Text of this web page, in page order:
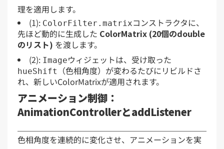
理を適用します。
(1): ColorFilter.matrixコンストラクタに、
先ほど動的に生成した ColorMatrix (20個のdouble
のリスト) を渡します。
(2): Imageウィジェットは、受け取った
hueShift
（色相角度）が変わるたびにリビルドさ
れ、新しいColorMatrixが適用されます。
アニメーション制御：
AnimationControllerとaddListener
色相角度を連続的に変化させ、アニメーションを実